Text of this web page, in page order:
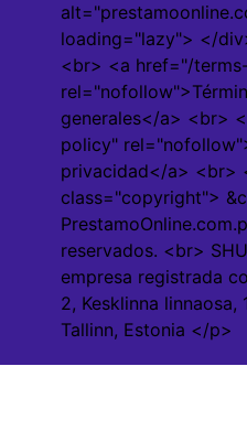
loading="lazy"> </
<br> <a href="/
generales</a> <br>
policy"
privacidad</a> <br>
class="copyright">
reservados. <br>
empresa registrada
2, Kesklinna linnaosa,
Tallinn, Estonia </p>